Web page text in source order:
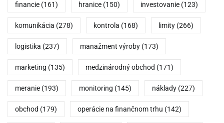
financie (161) hranice (150) investovanie (123)
komunikácia (278) kontrola (168) limity (266)
logistika (237) manažment výroby (173)
marketing (135) medzinárodný obchod (171)
meranie (193) monitoring (145) náklady (227)
obchod (179) operácie na finančnom trhu (142)